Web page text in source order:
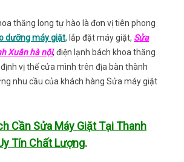
thăng long tự hào là đơn vị tiên phong
dưỡng máy giặt, lắp đặt máy giặt, Sửa
Xuân hà nội, điện lạnh bách khoa thăng
vị thế cửa mình trên địa bàn thành
nhu cầu của khách hàng Sửa máy giặt
Cần Sửa Máy Giặt Tại Thanh
Tín Chất Lượng.